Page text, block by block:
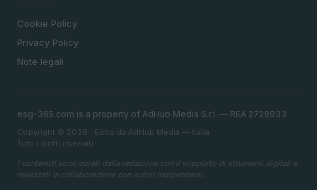
Cookie Policy
Privacy Policy
Note legali
esg-365.com is a property of AdHub Media S.r.l. — REA 2729933
Copyright © 2026 · Edito da AdHub Media — Italia
Tutti i diritti riservati
I contenuti sono curati dalla redazione con il supporto di strumenti digitali e
realizzati in collaborazione con autori indipendenti.